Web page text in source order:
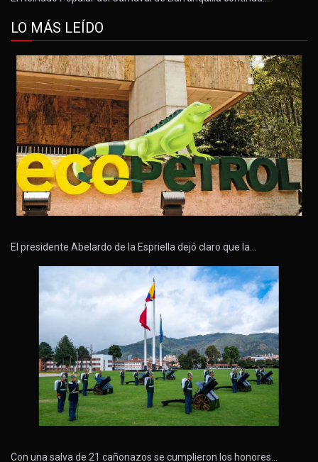
LO MÁS LEÍDO
El presidente Abelardo de la Espriella dejó claro que la…
Con una salva de 21 cañonazos se cumplieron los honores…